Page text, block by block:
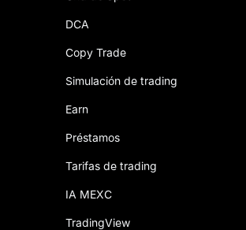
DCA
Copy Trade
Simulación de trading
Earn
Préstamos
Tarifas de trading
IA MEXC
TradingView